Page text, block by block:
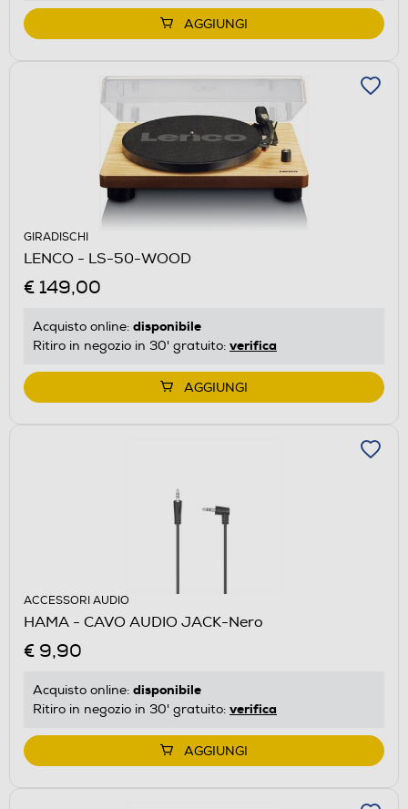
AGGIUNGI
GIRADISCHI
LENCO - LS-50-WOOD
€ 149,00
Acquisto online: disponibile
Ritiro in negozio in 30' gratuito: verifica
AGGIUNGI
ACCESSORI AUDIO
HAMA - CAVO AUDIO JACK-Nero
€ 9,90
Acquisto online: disponibile
Ritiro in negozio in 30' gratuito: verifica
AGGIUNGI